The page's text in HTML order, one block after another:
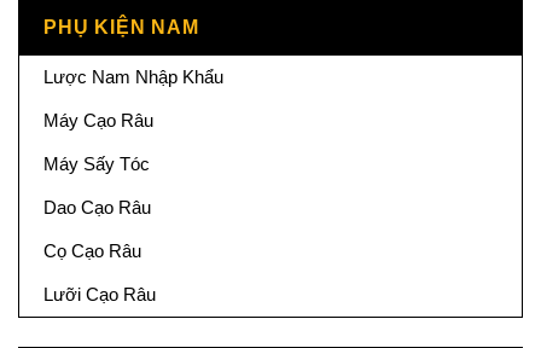
PHỤ KIỆN NAM
Lược Nam Nhập Khẩu
Máy Cạo Râu
Máy Sấy Tóc
Dao Cạo Râu
Cọ Cạo Râu
Lưỡi Cạo Râu